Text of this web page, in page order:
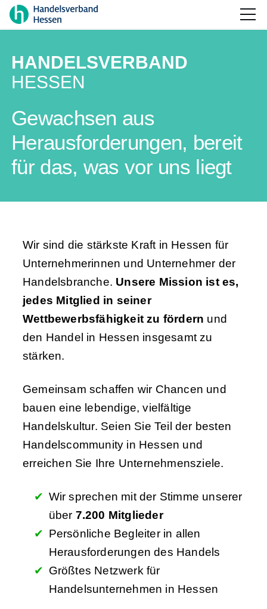
HANDELSVERBAND
HESSEN
Gewachsen aus
Herausforderungen, bereit
für das, was vor uns liegt
Wir sind die stärkste Kraft in Hessen für
Unternehmerinnen und Unternehmer der
Handelsbranche. Unsere Mission ist es,
jedes Mitglied in seiner
Wettbewerbsfähigkeit zu fördern und
den Handel in Hessen insgesamt zu
stärken.
Gemeinsam schaffen wir Chancen und
bauen eine lebendige, vielfältige
Handelskultur. Seien Sie Teil der besten
Handelscommunity in Hessen und
erreichen Sie Ihre Unternehmensziele.
Wir sprechen mit der Stimme unserer
über 7.200 Mitglieder
Persönliche Begleiter in allen
Herausforderungen des Handels
Größtes Netzwerk für
Handelsunternehmen in Hessen